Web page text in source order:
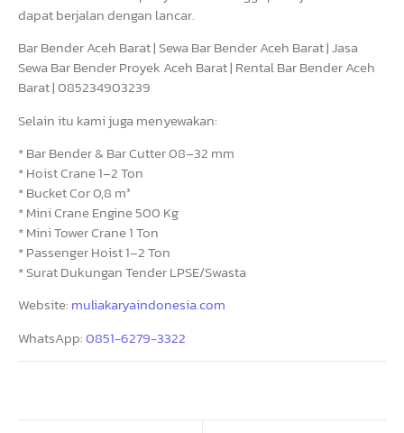
dapat berjalan dengan lancar.
Bar Bender Aceh Barat | Sewa Bar Bender Aceh Barat | Jasa
Sewa Bar Bender Proyek Aceh Barat | Rental Bar Bender Aceh
Barat | 085234903239
Selain itu kami juga menyewakan:
* Bar Bender & Bar Cutter 08–32 mm
* Hoist Crane 1–2 Ton
* Bucket Cor 0,8 m³
* Mini Crane Engine 500 Kg
* Mini Tower Crane 1 Ton
* Passenger Hoist 1–2 Ton
* Surat Dukungan Tender LPSE/Swasta
Website: muliakaryaindonesia.com
WhatsApp:0851-6279-3322